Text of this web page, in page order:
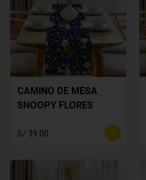
CAMINO DE MESA
SNOOPY FLORES
S/ 39.00